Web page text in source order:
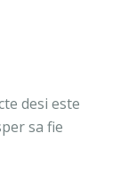
desi este
sa fie